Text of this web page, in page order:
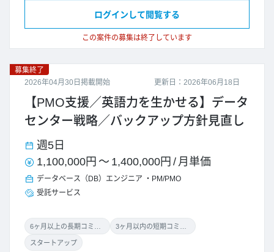
この案件の募集は終了しています
ログインして閲覧する
更新日：2026年06月18日
募集終了
2026年04月30日掲載開始
【PMO支援／英語力を生かせる】データ
センター戦略／バックアップ方針見直し
週5日
1,100,000円 ～ 1,400,000円 / 月単価
データベース（DB）エンジニア
PM/PMO
受託サービス
スタートアップ